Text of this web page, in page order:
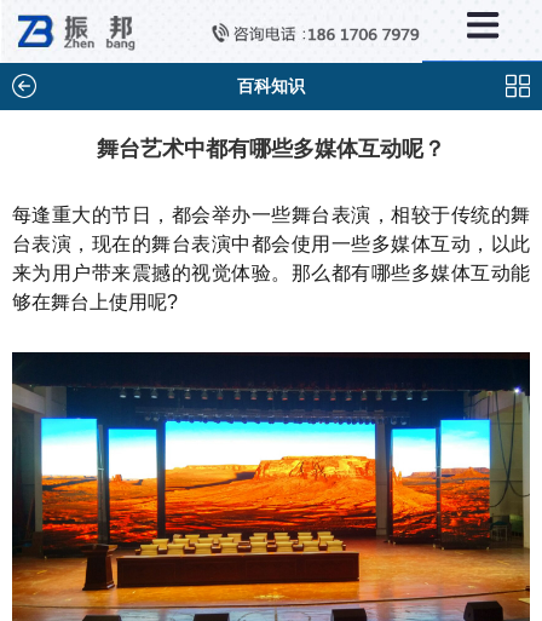
百科知识
舞台艺术中都有哪些多媒体互动呢？
每逢重大的节日，都会举办一些舞台表演，相较于传统的舞
台表演，现在的舞台表演中都会使用一些多媒体互动，以此
来为用户带来震撼的视觉体验。那么都有哪些多媒体互动能
够在舞台上使用呢?
新闻中心
×
行业新闻
问题解答
百科知识